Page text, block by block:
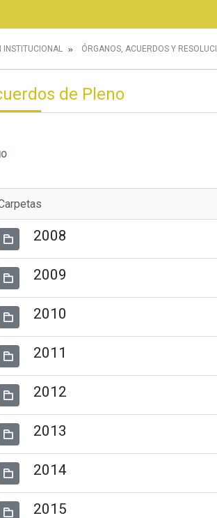
INSTITUCIONAL ÓRGANOS, ACUERDOS Y
de Pleno
2008
2009
2010
2011
2012
2013
2014
2015